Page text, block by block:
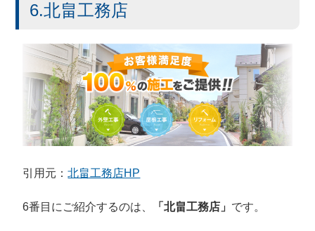
6.北畠工務店
引用元：北畠工務店HP
6番目にご紹介するのは、 「北畠工務店」 です。